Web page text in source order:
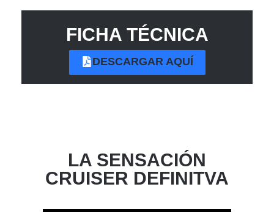
FICHA TÉCNICA
DESCARGAR AQUÍ
LA SENSACIÓN
CRUISER DEFINITVA